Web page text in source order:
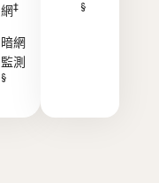
網‡
暗網
監測
§
§